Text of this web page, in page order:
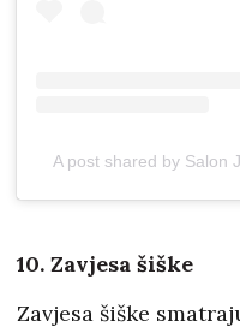
A post shared by Salon
10. Zavjesa šiške
Zavjesa šiške